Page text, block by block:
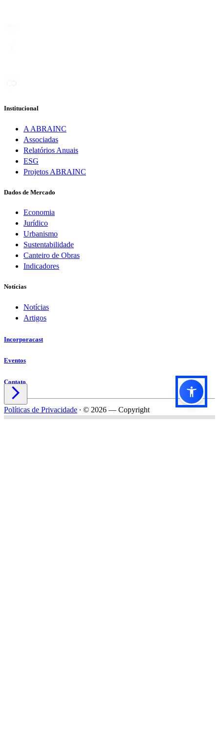
Institucional
A ABRAINC
Associadas
Relatórios Anuais
ESG
Projetos ABRAINC
Dados de Mercado
Economia
Jurídico
Urbanismo
Sustentabilidade
Canteiro de Obras
Indicadores
Notícias
Notícias
Artigos
Incorporacast
Eventos
Contato

Políticas de Privacidade ∙ © 2026 — Copyright